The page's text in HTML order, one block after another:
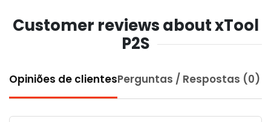
Customer reviews about xTool
P2S
Opiniões de clientesPerguntas / Respostas (0)